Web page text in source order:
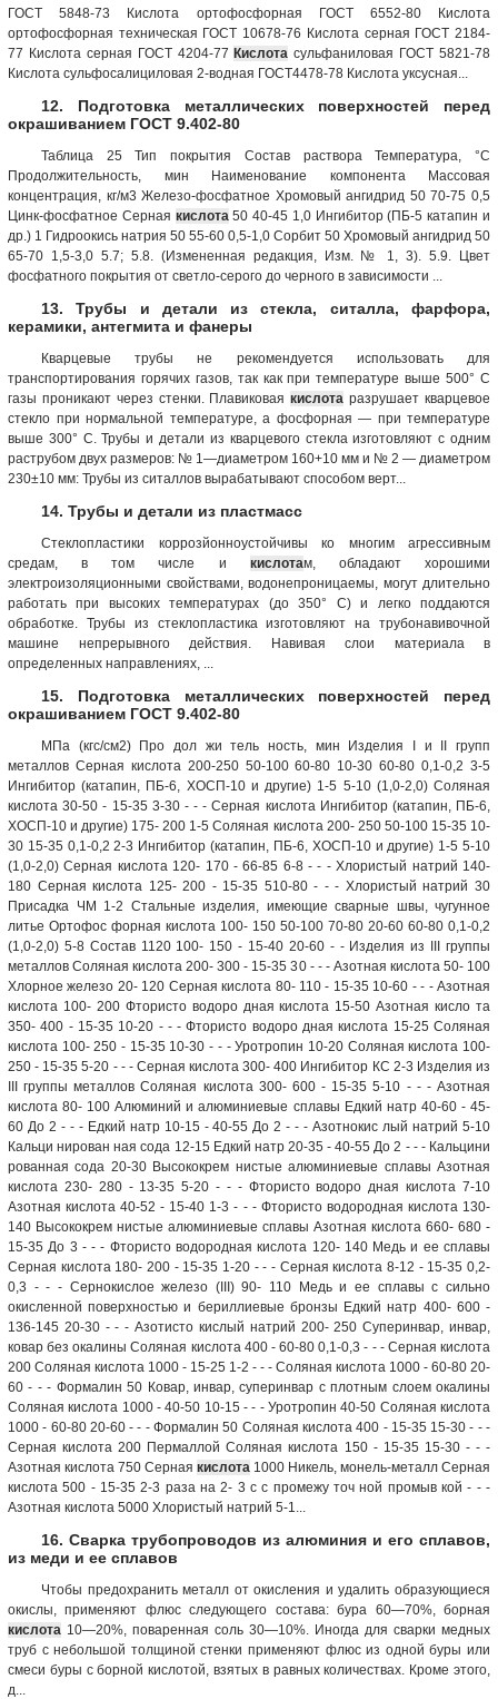
ГОСТ 5848-73 Кислота ортофосфорная ГОСТ 6552-80 Кислота
ортофосфорная техническая ГОСТ 10678-76 Кислота серная ГОСТ 2184-
77 Кислота серная ГОСТ 4204-77Кислота сульфаниловая ГОСТ 5821-78
Кислота сульфосалициловая 2-водная ГОСТ4478-78 Кислота уксусная...
12. Подготовка металлических поверхностей перед
окрашиванием ГОСТ 9.402-80
Таблица 25 Тип покрытия Состав раствора Температура, °С
Продолжительность, мин Наименование компонента Массовая
концентрация, кг/м3 Железо-фосфатное Хромовый ангидрид 50 70-75 0,5
Цинк-фосфатное Серная кислота 50 40-45 1,0 Ингибитор (ПБ-5 катапин и
др.) 1 Гидроокись натрия 50 55-60 0,5-1,0 Сорбит 50 Хромовый ангидрид 50
65-70 1,5-3,0 5.7; 5.8. (Измененная редакция, Изм. № 1, 3). 5.9. Цвет
фосфатного покрытия от светло-серого до черного в зависимости ...
13. Трубы и детали из стекла, ситалла, фарфора,
керамики, антегмита и фанеры
Кварцевые трубы не рекомендуется использовать для
транспортирования горячих газов, так как при температуре выше 500° С
газы проникают через стенки. Плавиковаякислота разрушает кварцевое
стекло при нормальной температуре, а фосфорная — при температуре
выше 300° С. Трубы и детали из кварцевого стекла изготовляют с одним
раструбом двух размеров: № 1—диаметром 160+10 мм и № 2 — диаметром
230±10 мм: Трубы из ситаллов вырабатывают способом верт...
14. Трубы и детали из пластмасс
Стеклопластики коррозйонноустойчивы ко многим агрессивным
средам, в том числе и кислотам, обладают хорошими
электроизоляционными свойствами, водонепроницаемы, могут длительно
работать при высоких температурах (до 350° С) и легко поддаются
обработке. Трубы из стеклопластика изготовляют на трубонавивочной
машине непрерывного действия. Навивая слои материала в
определенных направлениях, ...
15. Подготовка металлических поверхностей перед
окрашиванием ГОСТ 9.402-80
МПа (кгс/см2) Про дол жи тель ность, мин Изделия I и II групп
металлов Серная кислота 200-250 50-100 60-80 10-30 60-80 0,1-0,2 3-5
Ингибитор (катапин, ПБ-6, ХОСП-10 и другие) 1-5 5-10 (1,0-2,0) Соляная
кислота 30-50 - 15-35 3-30 - - - Серная кислота Ингибитор (катапин, ПБ-6,
ХОСП-10 и другие) 175- 200 1-5 Соляная кислота 200- 250 50-100 15-35 10-
30 15-35 0,1-0,2 2-3 Ингибитор (катапин, ПБ-6, ХОСП-10 и другие) 1-5 5-10
(1,0-2,0) Серная кислота 120- 170 - 66-85 6-8 - - - Хлористый натрий 140-
180 Серная кислота 125- 200 - 15-35 510-80 - - - Хлористый натрий 30
Присадка ЧМ 1-2 Стальные изделия, имеющие сварные швы, чугунное
литье Ортофос форная кислота 100- 150 50-100 70-80 20-60 60-80 0,1-0,2
(1,0-2,0) 5-8 Состав 1120 100- 150 - 15-40 20-60 - - Изделия из III группы
металлов Соляная кислота 200- 300 - 15-35 30 - - - Азотная кислота 50- 100
Хлорное железо 20- 120 Серная кислота 80- 110 - 15-35 10-60 - - - Азотная
кислота 100- 200 Фтористо водоро дная кислота 15-50 Азотная кисло та
350- 400 - 15-35 10-20 - - - Фтористо водоро дная кислота 15-25 Соляная
кислота 100- 250 - 15-35 10-30 - - - Уротропин 10-20 Соляная кислота 100-
250 - 15-35 5-20 - - - Серная кислота 300- 400 Ингибитор КС 2-3 Изделия из
III группы металлов Соляная кислота 300- 600 - 15-35 5-10 - - - Азотная
кислота 80- 100 Алюминий и алюминиевые сплавы Едкий натр 40-60 - 45-
60 До 2 - - - Едкий натр 10-15 - 40-55 До 2 - - - Азотнокис лый натрий 5-10
Кальци нирован ная сода 12-15 Едкий натр 20-35 - 40-55 До 2 - - - Кальцини
рованная сода 20-30 Высококрем нистые алюминиевые сплавы Азотная
кислота 230- 280 - 13-35 5-20 - - - Фтористо водоро дная кислота 7-10
Азотная кислота 40-52 - 15-40 1-3 - - - Фтористо водородная кислота 130-
140 Высококрем нистые алюминиевые сплавы Азотная кислота 660- 680 -
15-35 До 3 - - - Фтористо водородная кислота 120- 140 Медь и ее сплавы
Серная кислота 180- 200 - 15-35 1-20 - - - Серная кислота 8-12 - 15-35 0,2-
0,3 - - - Сернокислое железо (III) 90- 110 Медь и ее сплавы с сильно
окисленной поверхностью и бериллиевые бронзы Едкий натр 400- 600 -
136-145 20-30 - - - Азотисто кислый натрий 200- 250 Суперинвар, инвар,
ковар без окалины Соляная кислота 400 - 60-80 0,1-0,3 - - - Серная кислота
200 Соляная кислота 1000 - 15-25 1-2 - - - Соляная кислота 1000 - 60-80 20-
60 - - - Формалин 50 Ковар, инвар, суперинвар с плотным слоем окалины
Соляная кислота 1000 - 40-50 10-15 - - - Уротропин 40-50 Соляная кислота
1000 - 60-80 20-60 - - - Формалин 50 Соляная кислота 400 - 15-35 15-30 - - -
Серная кислота 200 Пермаллой Соляная кислота 150 - 15-35 15-30 - - -
Азотная кислота 750 Серная кислота 1000 Никель, монель-металл Серная
кислота 500 - 15-35 2-3 раза на 2- 3 с с промежу точ ной промыв кой - - -
Азотная кислота 5000 Хлористый натрий 5-1...
16. Сварка трубопроводов из алюминия и его сплавов,
из меди и ее сплавов
Чтобы предохранить металл от окисления и удалить образующиеся
окислы, применяют флюс следующего состава: бура 60—70%, борная
кислота 10—20%, поваренная соль 30—10%. Иногда для сварки медных
труб с небольшой толщиной стенки применяют флюс из одной буры или
смеси буры с борной кислотой, взятых в равных количествах. Кроме этого,
д...